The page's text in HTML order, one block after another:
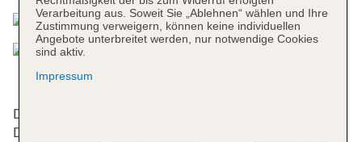
Die 45 Zimmer, die Suiten, die 4 Einzel- und die 40
Doppelzimmer verteilen sich auf 7 Etagen und sind
Verarbeitung aus. Soweit Sie „Ablehnen“ wählen und Ihre
Zustimmung verweigern, können keine individuellen
Angebote unterbreitet werden, nur notwendige Cookies
sind aktiv.
Impressum